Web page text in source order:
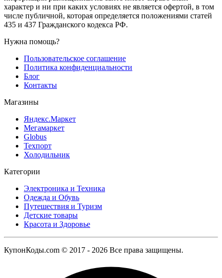
характер и ни при каких условиях не является офертой, в том
числе публичной, которая определяется положениями статей
435 и 437 Гражданского кодекса РФ.
Нужна помощь?
Пользовательское соглашение
Политика конфиденциальности
Блог
Контакты
Магазины
Яндекс.Маркет
Мегамаркет
Globus
Техпорт
Холодильник
Категории
Электроника и Техника
Одежда и Обувь
Путешествия и Туризм
Детские товары
Красота и Здоровье
КупонКоды.com © 2017 - 2026 Все права защищены.